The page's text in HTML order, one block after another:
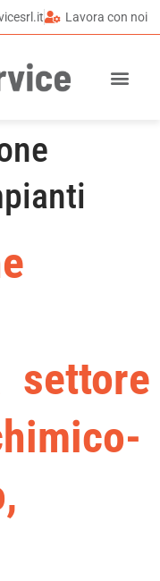
Lavora con noi
settore